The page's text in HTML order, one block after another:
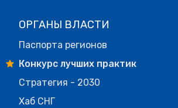
ОРГАНЫ ВЛАСТИ
Паспорта регионов
Конкурс лучших практик
Стратегия - 2030
Хаб СНГ